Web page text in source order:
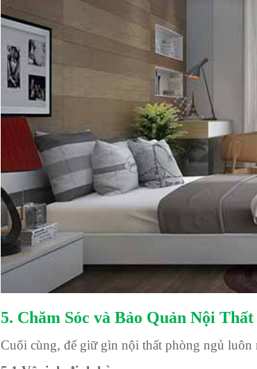
5. Chăm Sóc và Bảo Quản Nội Thất
Cuối cùng, để giữ gìn nội thất phòng ngủ luôn